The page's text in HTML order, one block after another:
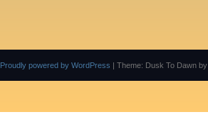
Proudly powered by WordPress | Theme: Dusk To Dawn by